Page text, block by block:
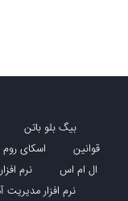
بیگ بلو باتن
قوانین
اسکای روم
ال ام اس
نرم
نرم افزار مدیریت